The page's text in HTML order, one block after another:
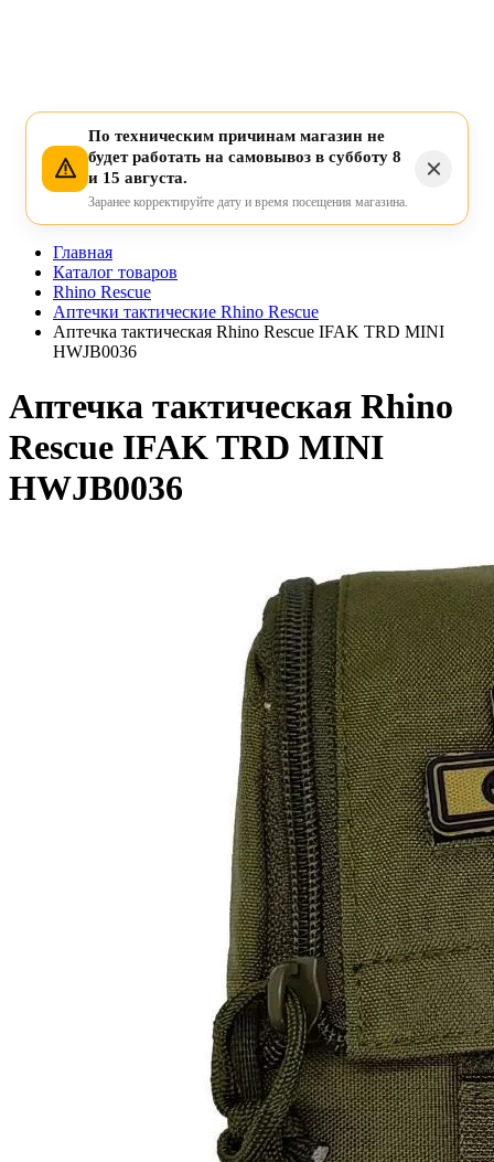
По техническим причинам магазин не
будет работать на самовывоз в субботу 8
и 15 августа.
Заранее корректируйте дату и время посещения магазина.
Главная
Каталог товаров
Rhino Rescue
Аптечки тактические Rhino Rescue
Аптечка тактическая Rhino Rescue IFAK TRD MINI
HWJB0036
Аптечка тактическая Rhino
Rescue IFAK TRD MINI
HWJB0036